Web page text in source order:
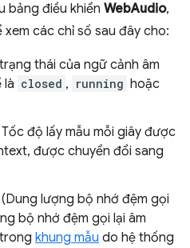
bảng điều khiển WebAudio,
các chỉ số sau đây cho:
thái của ngữ cảnh âm
là closed , running hoặc
Tốc độ lấy mẫu mỗi giây được
được chuyển đổi sang
(Dung lượng bộ nhớ đệm gọi
bộ nhớ đệm gọi lại âm
khung mẫu do hệ thống